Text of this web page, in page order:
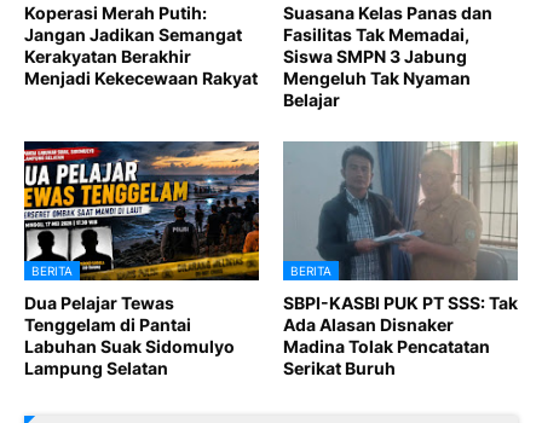
Koperasi Merah Putih:
Jangan Jadikan Semangat
Kerakyatan Berakhir
Menjadi Kekecewaan Rakyat
Suasana Kelas Panas dan
Fasilitas Tak Memadai,
Siswa SMPN 3 Jabung
Mengeluh Tak Nyaman
Belajar
BERITA
Dua Pelajar Tewas
Tenggelam di Pantai
Labuhan Suak Sidomulyo
Lampung Selatan
BERITA
SBPI-KASBI PUK PT SSS: Tak
Ada Alasan Disnaker
Madina Tolak Pencatatan
Serikat Buruh